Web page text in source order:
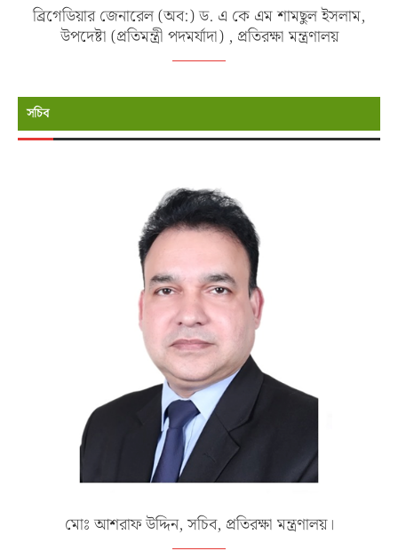
ব্রিগেডিয়ার জেনারেল (অব:) ড. এ কে এম শামছুল ইসলাম,
উপদেষ্টা (প্রতিমন্ত্রী পদমর্যাদা) , প্রতিরক্ষা মন্ত্রণালয়
সচিব
মোঃ আশরাফ উদ্দিন, সচিব, প্রতিরক্ষা মন্ত্রণালয়।